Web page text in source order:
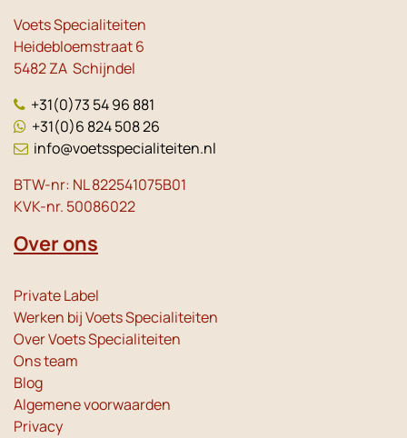
Voets Specialiteiten
Heidebloemstraat 6
5482 ZA Schijndel
+31(0)73 54 96 881
+31(0)6 824 508 26
info@voetsspecialiteiten.nl
BTW-nr: NL 822541075B01
KVK-nr. 50086022
Over ons
Private Label
Werken bij Voets Specialiteiten
Over Voets Specialiteiten
Ons team
Blog
Algemene voorwaarden
Privacy